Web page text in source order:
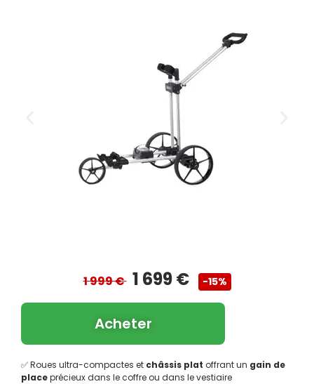
✅ Roues ultra-compactes et châssis plat offrant un gain de
placeprécieux dans le coffre ou dans le vestiaire
1 999 € 1 699 € -15%
Acheter